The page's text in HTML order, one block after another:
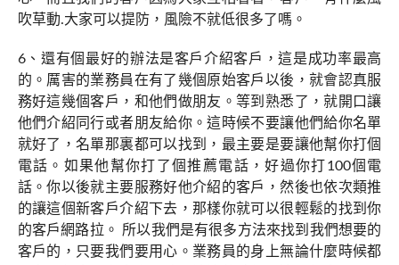
吹草動.大家可以提防，風險不就低很多了嗎。
6、還有個最好的辦法是客戶介紹客戶，這是成功率最高
的。厲害的業務員在有了幾個原始客戶以後，就會認真服
務好這幾個客戶，和他們做朋友。等到熟悉了，就開口讓
他們介紹同行或者朋友給你。這時候不要讓他們給你名單
就好了，名單那裏都可以找到，最主要是要讓他幫你打個
電話。如果他幫你打了個推薦電話，好過你打100個電
話。你以後就主要服務好他介紹的客戶，然後也依次類推
的讓這個新客戶介紹下去，那樣你就可以很輕鬆的找到你
的客戶網路拉。 所以我們是有很多方法來找到我們想要的
客戶的，只要我們要用心。業務員的身上無論什麼時候都